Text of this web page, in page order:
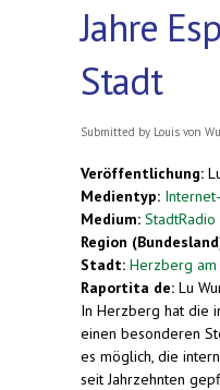
Jahre
Stadt
Submitted by Louis von
Veröffentlichung:
Medientyp:
Medium:
Region
Stadt: Herzberg am
Raportita de: Lu
In Herzberg hat die
einen besonderen
es möglich, die
seit Jahrzehnten